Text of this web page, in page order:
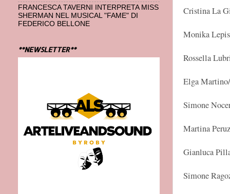
Cristina La
Monika
Rossella
Elga
Simone
Martina
Gianluca
Simone
FRANCESCA TAVERNI INTERPRETA MISS
SHERMAN NEL MUSICAL "FAME" DI
FEDERICO BELLONE
**NEWSLETTER**